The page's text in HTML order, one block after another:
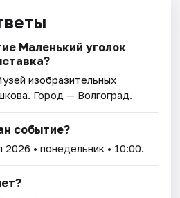
Маленький уголок
изобразительных
. Город — Волгоград.
событие?
2026 • понедельник • 10:00.